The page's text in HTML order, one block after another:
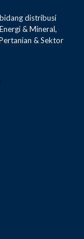
distribusi
& Mineral,
& Sektor